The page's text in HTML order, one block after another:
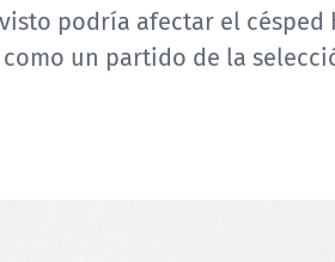
podría afectar el
un partido de la